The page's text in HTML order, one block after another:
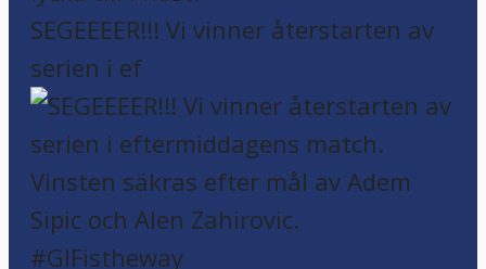
SEGEEEER!!! Vi vinner återstarten av
serien i ef